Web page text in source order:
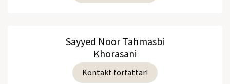
Sayyed Noor Tahmasbi
Khorasani
Kontakt forfattar!